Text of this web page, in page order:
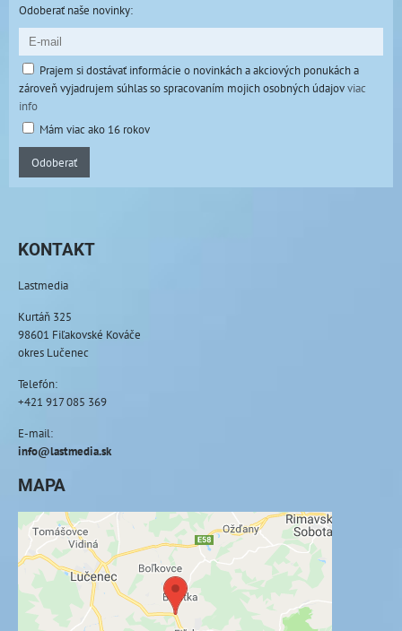
Odoberať naše novinky:
Prajem si dostávať informácie o novinkách a akciových ponukách a
zároveň vyjadrujem súhlas so spracovaním mojich osobných údajovviac
info
Mám viac ako 16 rokov
Odoberať
KONTAKT
Lastmedia
Kurtáň 325
98601 Fiľakovské Kováče
okres Lučenec
Telefón:
+421 917 085 369
E-mail:
info@lastmedia.sk
MAPA
Externý obsah je blokovaný Voľbami
súkromia
Prajete si načítať externý obsah?